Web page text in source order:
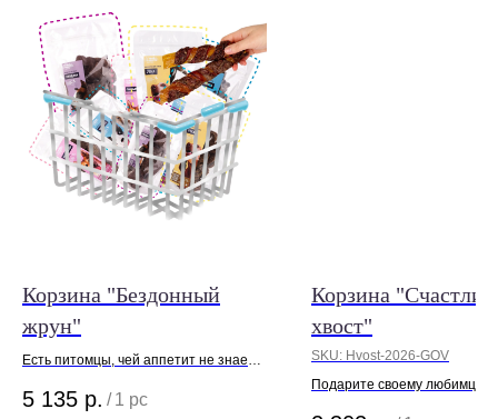
Корзина "Бездонный
жрун"
Есть питомцы, чей аппетит не знает
стандартная пачка лакомств — это
5 135 р. / 1 pc
Корзина
хвост"
SKU: Hvost-2026-GOV
Подарите своему любимцу